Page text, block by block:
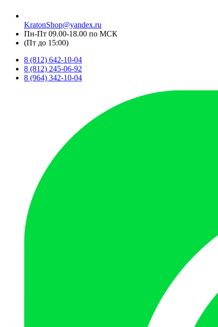
KratonShop@yandex.ru
Пн-Пт 09.00-18.00 по МСК
(Пт до 15:00)
8 (812) 642-10-04
8 (812) 245-06-92
8 (964) 342-10-04